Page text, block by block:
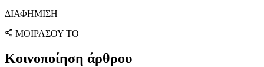
ΔΙΑΦΗΜΙΣΗ
ΜΟΙΡΑΣΟΥ ΤΟ
Κοινοποίηση άρθρου